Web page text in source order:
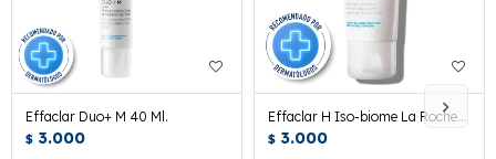
Effaclar Duo+ M 40 Ml.
$ 3.000
Effaclar H Iso-biome La Roche
Posay 40 Ml.
$ 3.000